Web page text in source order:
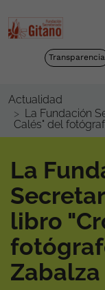
Transparencia
Actualidad
La Fundación
Calés" del
La
libro
Zabalza